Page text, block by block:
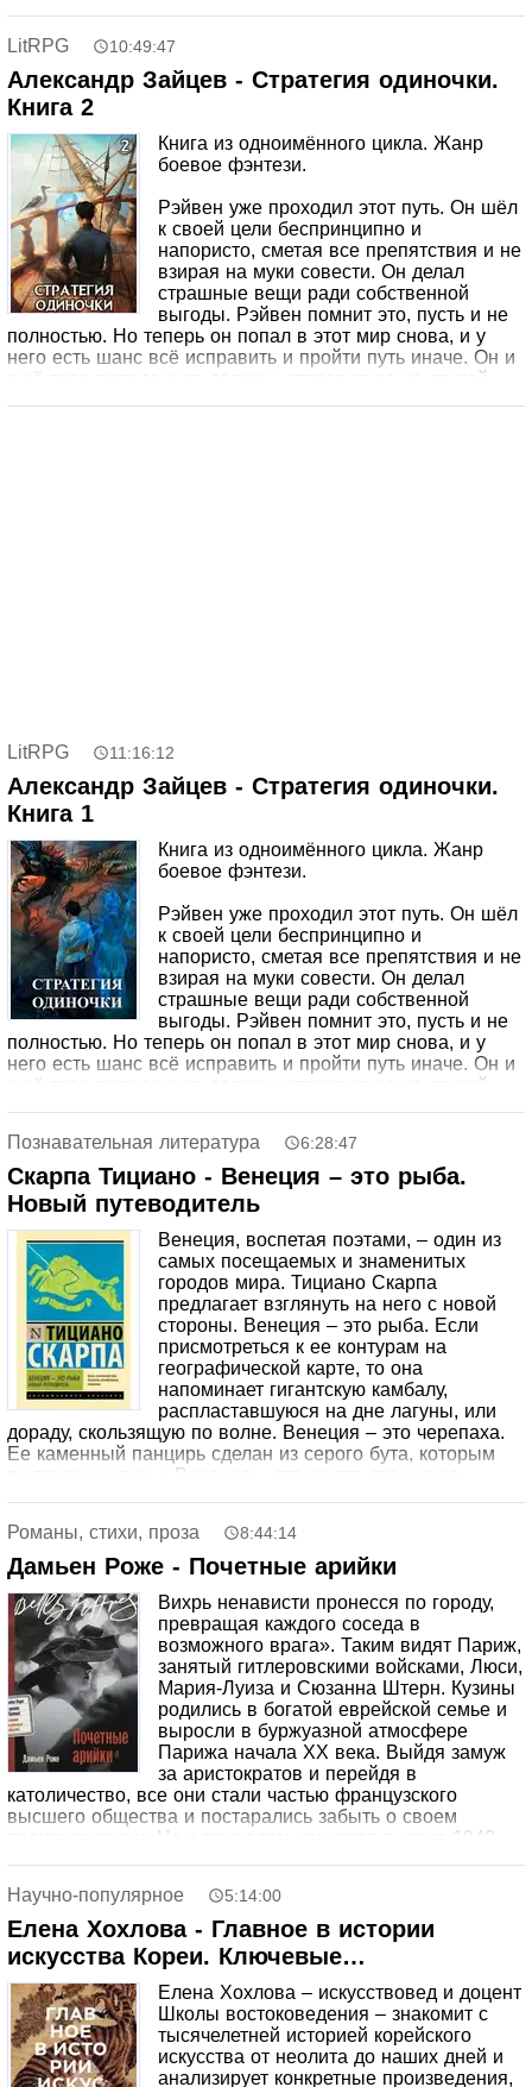
проклятой мумии, которая, по слухам, потопила
«Титаник» и положила начало Первой мировой войне;•
шкатулке диббука, на основе которой создали фильм
«Шкатулка проклятия»;• кольце Сенициана, римском
артефакте, который вдохновил Дж. Р.Р. Толкина на
создание «Хоббита»;• музеях, песне, номере телефона и
многих других на первый взгляд непримечательных
вещах.Загляните в свой шкаф или комод. Может быть, то
самое бабушкино кольцо уже давно желает вам смерти?
Дж. У. Окер – автор путевых очерков, романист и блогер.
Окер ведет блог и подкаст под названием «OTIS: Odd
Things I’ve Seen», в котором документирует свой опыт
взаимодействия с разнообразными диковинками со
всего света. Он лично брал в руки множество проклятых
вещей, каким-то чудом остался жив и готов поведать об
LitRPG 10:49:47
Александр Зайцев - Стратегия одиночки.
Книга 2
Книга из одноимённого цикла. Жанр
боевое фэнтези.
Рэйвен уже проходил этот путь. Он шёл
к своей цели беспринципно и
напористо, сметая все препятствия и не
взирая на муки совести. Он делал
страшные вещи ради собственной
выгоды. Рэйвен помнит это, пусть и не
полностью. Но теперь он попал в этот мир снова, и у
него есть шанс всё исправить и пройти путь иначе. Он и
ещё трое попаданцев должны отправиться на другой
LitRPG 11:16:12
Александр Зайцев - Стратегия одиночки.
Книга 1
Книга из одноимённого цикла. Жанр
боевое фэнтези.
Рэйвен уже проходил этот путь. Он шёл
к своей цели беспринципно и
напористо, сметая все препятствия и не
взирая на муки совести. Он делал
страшные вещи ради собственной
выгоды. Рэйвен помнит это, пусть и не
полностью. Но теперь он попал в этот мир снова, и у
него есть шанс всё исправить и пройти путь иначе. Он и
ещё трое попаданцев должны отправиться на другой
Куда попал герой? Каковы его цели, и может ли он их
добиться? Клубок этих загадок вам предстоит распутать,
прослушав длинную историю, рассказанную в лучших
традициях «Тактики малых групп», другой популярной
книги автора. Сражения, испытания, культивация героя –
всё это ждёт вас в предлагаемой аудиокниге.
Познавательная литература 6:28:47
Скарпа Тициано - Венеция – это рыба.
Новый путеводитель
Венеция, воспетая поэтами, – один из
самых посещаемых и знаменитых
городов мира. Тициано Скарпа
предлагает взглянуть на него с новой
стороны. Венеция – это рыба. Если
присмотреться к ее контурам на
географической карте, то она
напоминает гигантскую камбалу,
распластавшуюся на дне лагуны, или
дораду, скользящую по волне. Венеция – это черепаха.
Ее каменный панцирь сделан из серого бута, которым
выложены улицы. Венеция – это место, где нужно
исконный язык Венеции, необходимый для того, чтобы
лучше узнать город. Автор призывает читателя,
использовать все органы чувств: осязать, слышать,
видеть, чувствовать город, разум должен уступить место
чувствам, а именно сердцу, которому в Венеции уж
точно не прикажешь.
Романы, стихи, проза 8:44:14
Дамьен Роже - Почетные арийки
Вихрь ненависти пронесся по городу,
превращая каждого соседа в
возможного врага». Таким видят Париж,
занятый гитлеровскими войсками, Люси,
Мария-Луиза и Сюзанна Штерн. Кузины
родились в богатой еврейской семье и
выросли в буржуазной атмосфере
Парижа начала XX века. Выйдя замуж
за аристократов и перейдя в
католичество, все они стали частью французского
высшего общества и постарались забыть о своем
происхождении. Но с приходом нацистов в июне 1940
только француженками, но даже просто людьми: в их
паспортах краснеет штамп «еврейка», вчерашние друзья
при встрече торопливо отводят взгляд, их жизни
угрожает реальная опасность. Что делать с
идентичностью, которую они не выбирали? Доверять ли
суждениям близкого друга семьи маршала Петена? Есть
ли надежда получить статус «почетных ариек»,
освобождающий от дискриминации и ареста? Семейная
сага Дамьена Роже, основанная на реальных событиях,
Научно-популярное 5:14:00
Елена Хохлова - Главное в истории
искусства Кореи. Ключевые
произведения, темы, имена, техники
Елена Хохлова – искусствовед и доцент
Школы востоковедения – знакомит с
тысячелетней историей корейского
искусства от неолита до наших дней и
анализирует конкретные произведения,